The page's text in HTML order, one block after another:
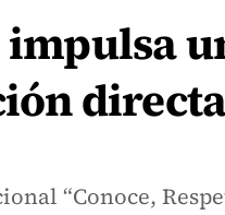
“Conoce,